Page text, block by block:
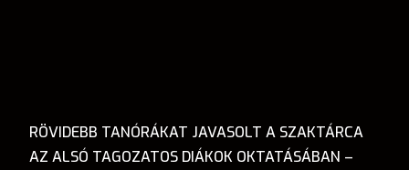
RÖVIDEBB TANÓRÁKAT JAVASOLT A SZAKTÁRCA
AZ ALSÓ TAGOZATOS DIÁKOK OKTATÁSÁBAN –